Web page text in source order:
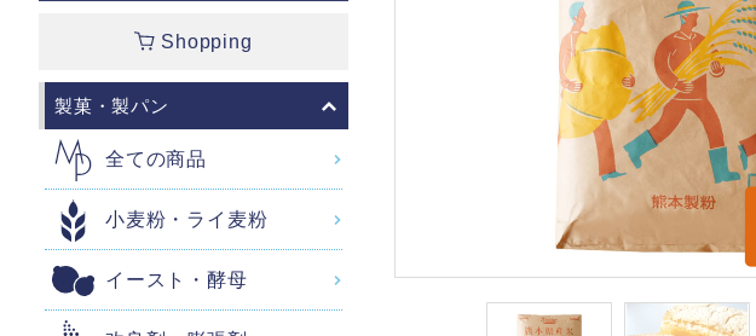
Shopping
製菓・製パン
全ての商品
小麦粉・ライ麦粉
イースト・酵母